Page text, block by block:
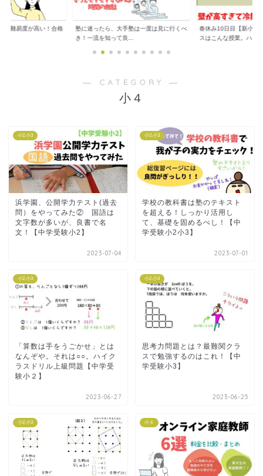
は難易度が高い！合格
塾に迷ったら、大手塾は一度は見に行くべ
き！一流を知って良...
春休み10日目【新小３
スはこんな授業。ハ...
― CATEGORY ―
小４
小2,小3
浜学園、公開学力テスト(過去
問）をやってみた② 国語は
文字数が多いが、良書で名
文！【中学受験小2】
2023-07-04
小2,小3
学校の教科書は塾のテキスト
を超える！しっかり活用し
て、基礎を固めるべし！【中
学受験小2小3】
2023-07-01
小2,小3
「算数は手をうごかせ」とは
なんぞや。それは○○。ハイク
ラスドリル上級問題【中学受
験小２】
2023-06-27
小2,小3
思考力問題とは？最難関クラ
スで勉強するのはこれ！【中
学受験小3】
2023-06-25
小2,小3 小４